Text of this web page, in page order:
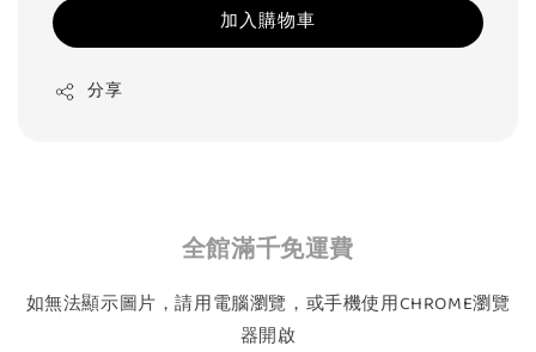
加入購物車
分享
全館滿千免運費
如無法顯示圖片，請用電腦瀏覽，或手機使用CHROME瀏覽
器開啟